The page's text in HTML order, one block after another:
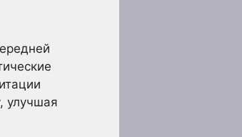
улучшая